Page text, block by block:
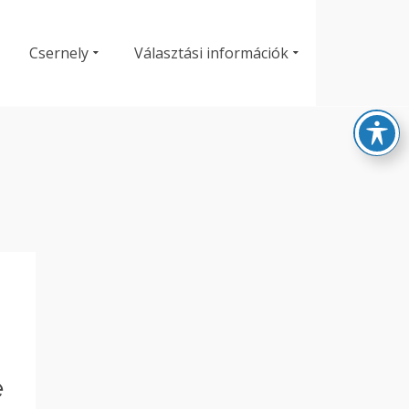
Csernely Választási információk